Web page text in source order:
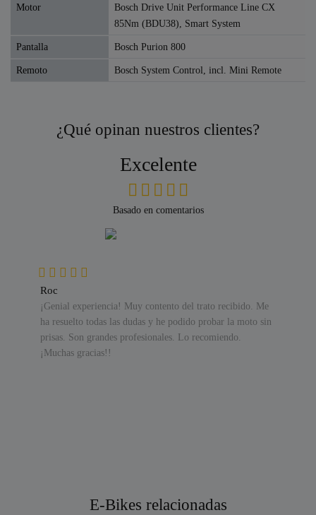
Motor
Bosch Drive Unit Performance Line CX
85Nm (BDU38), Smart System
Pantalla Bosch Purion 800
Remoto Bosch System Control, incl. Mini Remote
¿Qué opinan nuestros clientes?
Excelente
Basado en comentarios
Roc
¡Genial experiencia! Muy contento del trato recibido. Me
ha resuelto todas las dudas y he podido probar la moto sin
prisas. Son grandes profesionales. Lo recomiendo.
¡Muchas gracias!!
E-Bikes relacionadas